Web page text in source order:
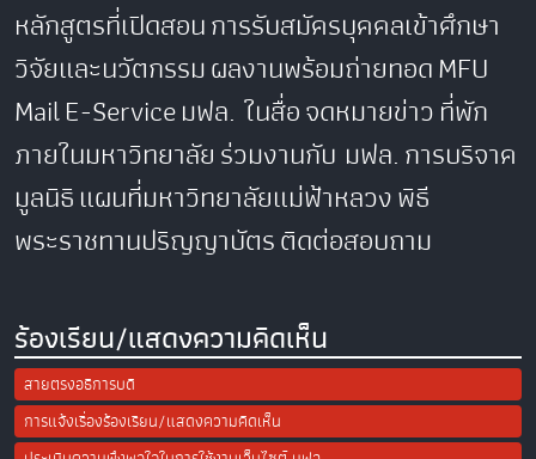
หลักสูตรที่เปิดสอนการรับสมัครบุคคลเข้าศึกษา
วิจัยและนวัตกรรมผลงานพร้อมถ่ายทอดMFU
MailE-Serviceมฟล. ในสื่อจดหมายข่าวที่พัก
ภายในมหาวิทยาลัยร่วมงานกับ มฟล.การบริจาค
มูลนิธิแผนที่มหาวิทยาลัยแม่ฟ้าหลวงพิธี
พระราชทานปริญญาบัตรติดต่อสอบถาม
ร้องเรียน/แสดงความคิดเห็น
สายตรงอธิการบดี
การแจ้งเรื่องร้องเรียน/แสดงความคิดเห็น